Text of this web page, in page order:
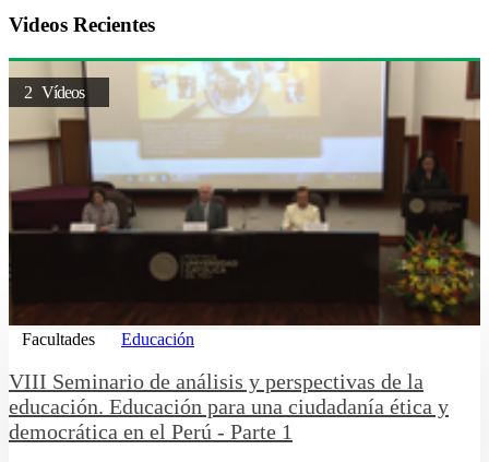
Videos Recientes
2 Vídeos
Facultades Educación
VIII Seminario de análisis y perspectivas de la
educación. Educación para una ciudadanía ética y
democrática en el Perú - Parte 1